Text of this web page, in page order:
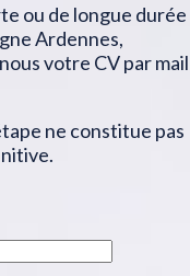
ou de longue durée
Ardennes,
votre CV par mail
ne constitue pas